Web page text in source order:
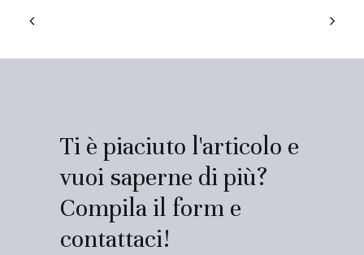
Ti è piaciuto l'articolo e
vuoi saperne di più?
Compila il form e
contattaci!